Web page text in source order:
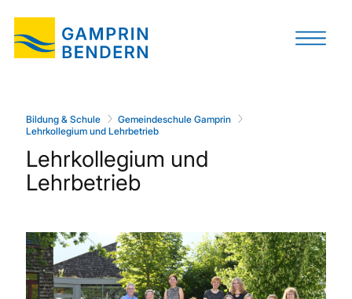
Bildung & Schule
Gemeindeschule Gamprin
Lehrkollegium und Lehrbetrieb
Lehrkollegium und
Lehrbetrieb